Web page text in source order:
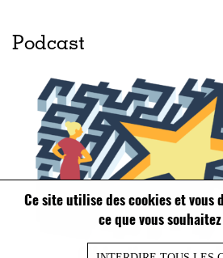
Ce site utilise des cookies et vous
ce que vous
Podcast